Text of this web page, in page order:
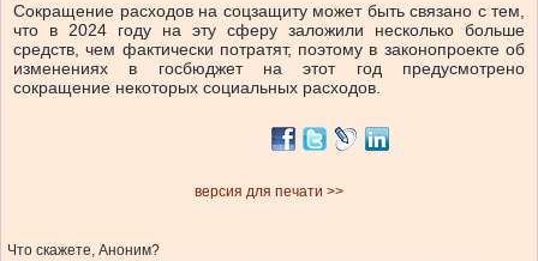
Сокращение расходов на соцзащиту может быть связано с тем,
что в 2024 году на эту сферу заложили несколько больше
средств, чем фактически потратят, поэтому в законопроекте об
изменениях в госбюджет на этот год предусмотрено
сокращение некоторых социальных расходов.
версия для печати >>
Что скажете, Аноним?